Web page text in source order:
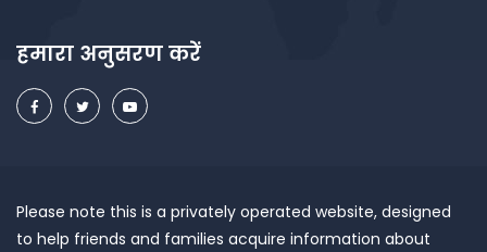
हमारा अनुसरण करें
Please note this is a privately operated website, designed
to help friends and families acquire information about